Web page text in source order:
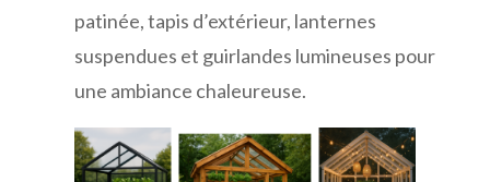
patinée, tapis d’extérieur, lanternes
suspendues et guirlandes lumineuses pour
une ambiance chaleureuse.